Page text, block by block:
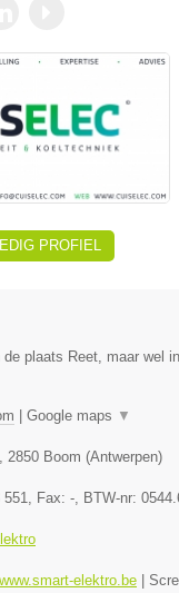
PROFIEL
plaats Reet, maar wel
| Google maps ▼
2850 Boom (Antwerpen)
, Fax: - , BTW-nr:
elektro.be |